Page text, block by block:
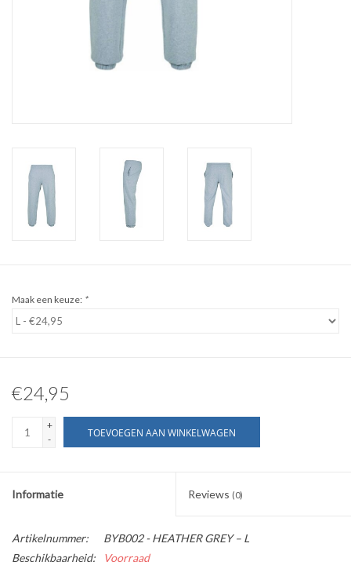
DENIM / SPIJKERGOED
TRUIEN / VESTEN
JACKS / JASSEN
DAMES
Maak een keuze: *
€24,95
+
-
TOEVOEGEN AAN WINKELWAGEN
Informatie Reviews (0)
Artikelnummer:
BYB002 - HEATHER GREY – L
Beschikbaarheid:
Voorraad